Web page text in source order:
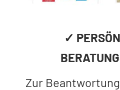
✓
Zur